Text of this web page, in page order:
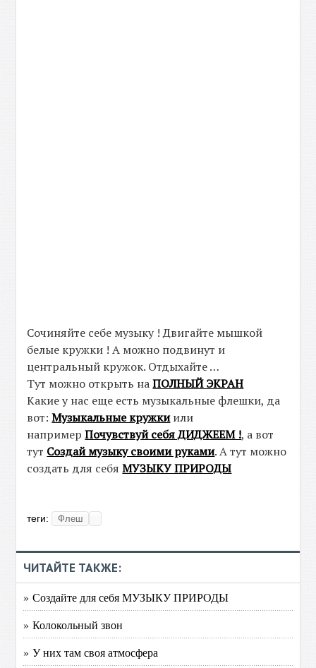
Сочиняйте себе музыку ! Двигайте мышкой
белые кружки ! А можно подвинут и
центральный кружок. Отдыхайте …
Тут можно открыть наПОЛНЫЙ ЭКРАН
Какие у нас еще есть музыкальные флешки, да
вот:Музыкальные кружкиили
напримерПочувствуй себя ДИДЖЕЕМ !, а вот
тут Создай музыку своими руками. А тут можно
создать для себя МУЗЫКУ ПРИРОДЫ
теги: Флеш
ЧИТАЙТЕ ТАКЖЕ:
» Создайте для себя МУЗЫКУ ПРИРОДЫ
» Колокольный звон
» У них там своя атмосфера